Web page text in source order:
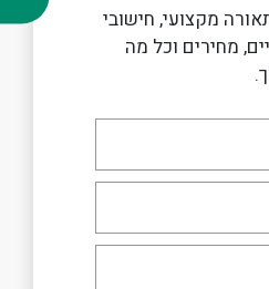
מקצועי, חישובי
מחירים וכל מה